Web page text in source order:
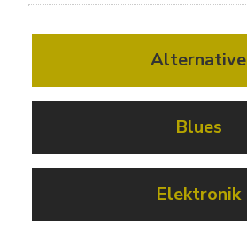
Alternative
Blues
Elektronik